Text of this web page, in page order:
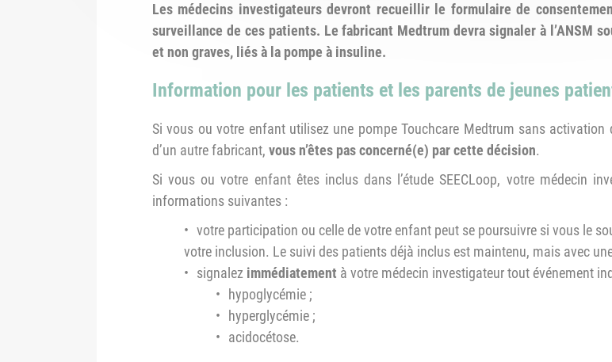
Les médecins investigateurs devront recueillir le formulaire de
surveillance de ces patients. Le fabricant Medtrum devra signaler à l’ANSM
et non graves, liés à la pompe à insuline.
Information pour les patients et les parents de jeunes
Si vous ou votre enfant utilisez une pompe Touchcare Medtrum sans activation
d’un autre fabricant, vous n’êtes pas concerné(e) par cette décision.
Si vous ou votre enfant êtes inclus dans l’étude SEECLoop, votre médecin
informations suivantes :
votre participation ou celle de votre enfant peut se poursuivre si vous le
votre inclusion. Le suivi des patients déjà inclus est maintenu, mais avec
signalez immédiatement à votre médecin investigateur tout événement
hypoglycémie ;
hyperglycémie ;
acidocétose.